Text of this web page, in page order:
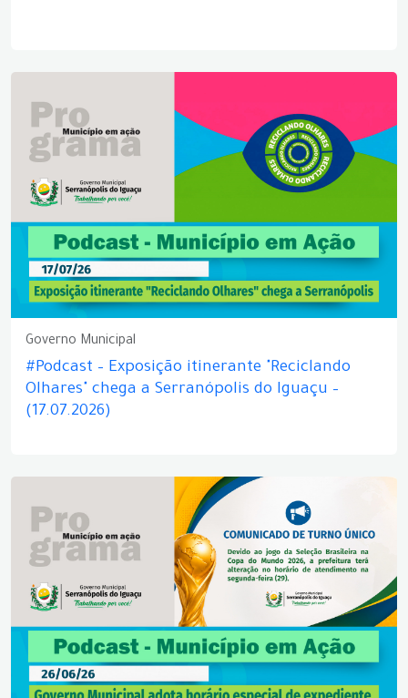
Governo Municipal
#Podcast – Exposição itinerante "Reciclando
Olhares" chega a Serranópolis do Iguaçu –
(17.07.2026)